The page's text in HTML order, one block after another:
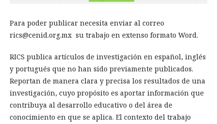
Para poder publicar necesita enviar al correo
rics@cenid.org.mx su trabajo en extenso formato Word.
RICS publica artículos de investigación en español, inglés
y portugués que no han sido previamente publicados.
Reportan de manera clara y precisa los resultados de una
investigación, cuyo propósito es aportar información que
contribuya al desarrollo educativo o del área de
conocimiento en que se aplica. El contexto del trabajo